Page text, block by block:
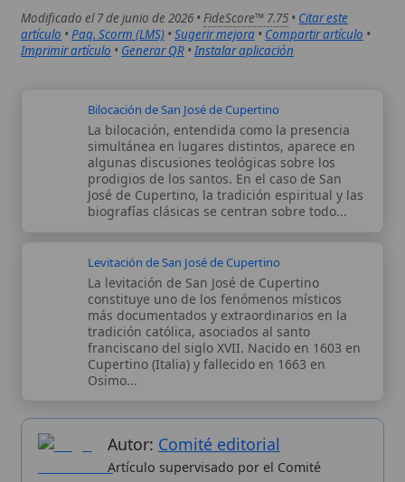
La levitación de San José de Cupertino
constituye uno de los fenómenos místicos
más documentados y extraordinarios en la
tradición católica, asociados al santo
Autor:Comité editorial
Artículo supervisado por el Comité
editorial de Wikitólica. Las afirmaciones
del artículo están basadas y contrastadas
patrísticos, de santos, artículos
teológicos, documentos históricos, actas
de concilios, encíclicas, fuentes
magisteriales y documentos oficiales de
la Iglesia.Proceso editorial →
analíticas anónimas. LicenciaCC BY-SA(texto). Editado en
ISSN: 3101-7339 . Bajo el patrocinio de San
Carlo Acutis.